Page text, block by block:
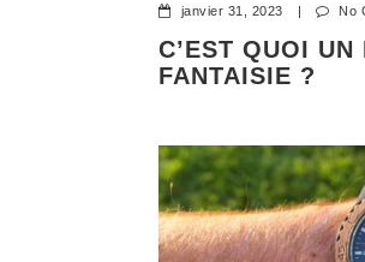
janvier 31, 2023 | No
C’EST QUOI UN
FANTAISIE ?